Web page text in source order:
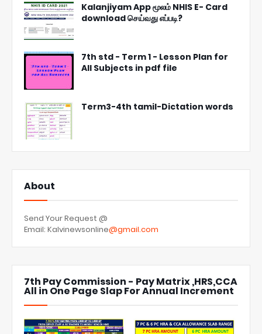
Kalanjiyam App மூலம் NHIS E- Card
download செய்வது எப்படி?
7th std - Term 1 - Lesson Plan for
All Subjects in pdf file
Term3-4th tamil-Dictation words
About
Send Your Request @
Email: Kalvinewsonline@gmail.com
7th Pay Commission - Pay Matrix ,HRS,CCA
All in One Page Slap For Annual Increment